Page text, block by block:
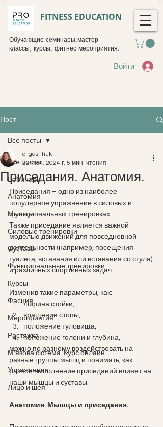
FITNESS EDUCATION
Обучающие семинары,мастер
классы, курсы, фитнес мероприятия.
Войти
Пост
Все посты
Вебинары
Анатомия
Мышцы
Силовые тренировки
Суставы
Функциональные тренировки
Курсы
Фасция
Мероприятия
Растяжка
М'язова сістема. Курс онлайн.
Упражнения
Лицо и шея
Все посты
Приседания. Анатомия.
oligastitiuk
22 июн. 2024 г. 5 мин. чтения
Приседания – одно из наиболее
популярное упражнение в силовых и
функциональных тренировках.
Также приседание является важной
моделью движений для повседневной
деятельности (например, посещения
туалета, вставания или вставания со стула)
и различных спортивных задач.
Изменив такие параметры, как:
ширина стойки,
вращение стопы,
положение туловища,
положение голени и глубина,
можно по разному воздействовать на
разные группы мышц и понимать, как
разное выполнение приседаний влияет на
наши мышцы и суставы.
Анатомия. Мышцы и приседания.